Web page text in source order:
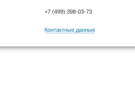
+7 (499) 398-03-73
Контактные данные